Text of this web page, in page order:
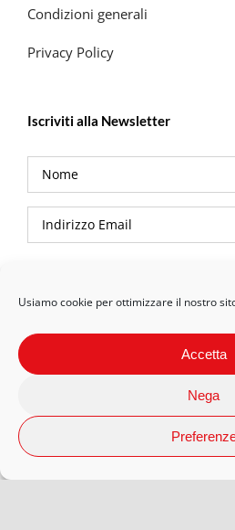
Usiamo cookie per ottimizzare il nostro
Accetta
Nega
Condizioni generali
Privacy Policy
Iscriviti alla Newsletter